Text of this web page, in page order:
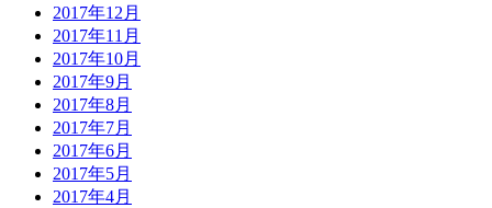
2017年12月
2017年11月
2017年10月
2017年9月
2017年8月
2017年7月
2017年6月
2017年5月
2017年4月